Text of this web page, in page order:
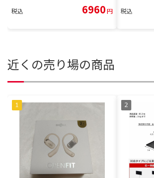
税込 6960円 税込
近くの売り場の商品